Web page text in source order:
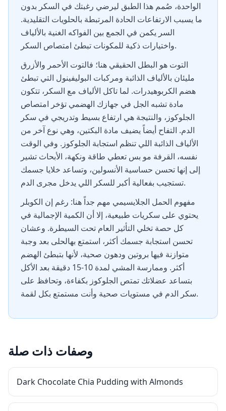
الواحدة، صُمم هذا الطبق ليرضي رغبتك في السكر بدون
ما يسبب الارتفاعات الحادة المرتبطة بالحلويات التقليدية.
السر يكمن في الجمع بين الفواكه الغنية بالألياف
واختيارات ذكية للمكونات تبطئ امتصاص السكر.
التوت هو البطل الحقيقي هنا؛ فالتوت الأحمر والأزرق
مليئان بالألياف الذائبة ومركبات البوليفينول التي تبطئ
هضم الكربوهيدرات. لما تاكل الألياف مع السكر، تتكون
مادة تشبه الجل في جهازك الهضمي تؤخر امتصاص
الجلوكوز، والنتيجة هي ارتفاع بسيط وتدريجي في سكر
الدم. التفاح أيضاً يضيف مادة البكتين، وهي نوع آخر من
الألياف الذائبة اللي تنظم استجابة الجلوكوز. وفي الوقت
نفسه، القرفة مو بس تعطي طاقة ونكهة، الأبحاث تشير
إلى إنها تحسن حساسية الأنسولين، وتساعد خلايا جسمك
تستجيب بفعالية أكبر للسكر اللي يدخل مجرى الدم.
مفهوم الحمل الجلايسيمي مهم جداً هنا: رغم إن الكوبلر
يحتوي على سكريات طبيعية، إلا أن الكمية الإجمالية في
كل حصة تخلي التأثير العام تحت السيطرة. وعشان
تحسن استجابة جسمك أكثر، استمتع بهالحلى بعد وجبة
متوازنة فيها بروتين ودهون صحية، لأنها بتبطئ الهضم
أكثر. وممارسة المشي لمدة 10-15 دقيقة بعد الأكل
بتساعد عضلاتك تمتص الجلوكوز بكفاءة، وتحافظ على
سكر الدم في مستويات صحية وأنت مستمتع بكل لقمة.
وصفات ذات صلة
Dark Chocolate Chia Pudding with Almonds